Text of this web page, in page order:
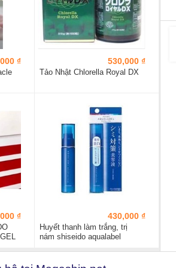
₫ 530,000 ₫
Tảo Nhật Chlorella Royal DX
₫ 430,000 ₫
Huyết thanh làm trắng, trị
nám shiseido aqualabel